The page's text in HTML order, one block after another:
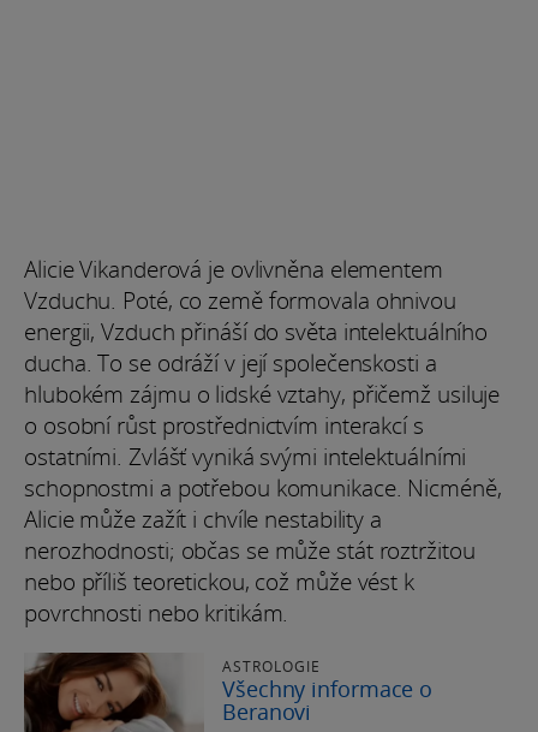
Alicie Vikanderová je ovlivněna elementem
Vzduchu. Poté, co země formovala ohnivou
energii, Vzduch přináší do světa intelektuálního
ducha. To se odráží v její společenskosti a
hlubokém zájmu o lidské vztahy, přičemž usiluje
o osobní růst prostřednictvím interakcí s
ostatními. Zvlášť vyniká svými intelektuálními
schopnostmi a potřebou komunikace. Nicméně,
Alicie může zažít i chvíle nestability a
nerozhodnosti; občas se může stát roztržitou
nebo příliš teoretickou, což může vést k
povrchnosti nebo kritikám.
ASTROLOGIE
Všechny informace o
Beranovi